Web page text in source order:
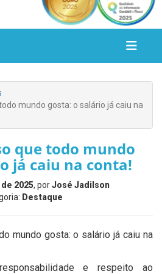
mundo gosta: o salário já caiu na
que todo mundo
já caiu na conta!
2025, porJosé Jadilson
Destaque
mundo gosta: o salário já caiu na
e respeito ao